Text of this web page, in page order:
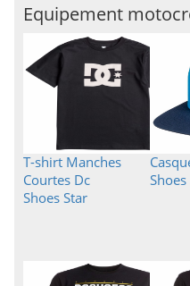
Equipement
T-shirt Manches
Courtes Dc
Shoes Star